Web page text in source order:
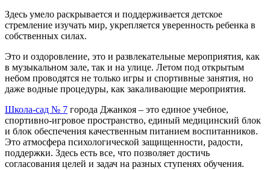
Здесь умело раскрывается и поддерживается детское
стремление изучать мир, укрепляется уверенность ребенка в
собственных силах.
Это и оздоровление, это и развлекательные мероприятия, как
в музыкальном зале, так и на улице. Летом под открытым
небом проводятся не только игры и спортивные занятия, но
даже водные процедуры, как закаливающие мероприятия.
Школа-сад № 7 города Джанкоя – это единое учебное,
спортивно-игровое пространство, единый медицинский блок
и блок обеспечения качественным питанием воспитанников.
Это атмосфера психологической защищенности, радости,
поддержки. Здесь есть все, что позволяет достичь
согласования целей и задач на разных ступенях обучения.